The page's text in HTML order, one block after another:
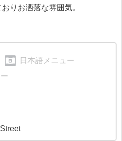
りお洒落な雰囲気。
日本語メニュー